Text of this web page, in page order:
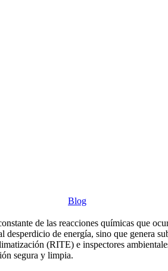
Blog
de las reacciones químicas que
de energía, sino que genera
(RITE) e inspectores
segura y limpia.